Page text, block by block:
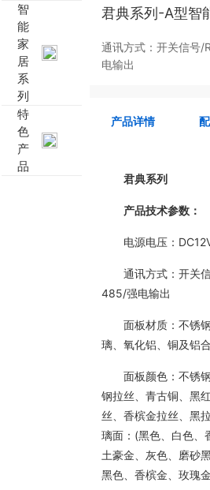
靓典系列智能开关
睿典系列智能开关
开云手机官方网站-开云
大板系列智能开关
精雕系列智能开关
70款的智能开关
客控系统方案4
客控系统方案5
智
能
家
居
系
列
特
色
产
品
君典系列-A型智
通讯方式：开关信号
电输出
产品详情
君典系列
产品技术参数：
电源电压：
通讯方式：开关信
485/强电输出
面板材质：不锈钢
璃、氧化铝、铜及铝
面板颜色：不锈钢(
钢拉丝、青古铜、黑
丝、香槟金拉丝、黑
璃面：(黑色、白色、
土豪金、灰色、磨砂
黑色、香槟金、玫瑰